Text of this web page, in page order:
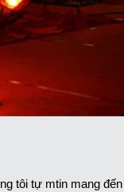
tôi tự mtin mang